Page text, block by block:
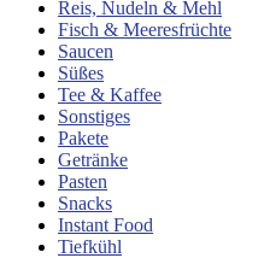
Reis, Nudeln & Mehl
Fisch & Meeresfrüchte
Saucen
Süßes
Tee & Kaffee
Sonstiges
Pakete
Getränke
Pasten
Snacks
Instant Food
Tiefkühl